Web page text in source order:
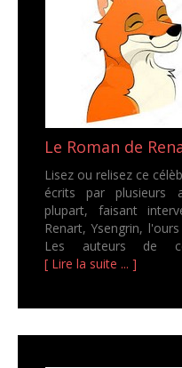
Le Roman de
Lisez ou relisez ce
écrits par plusieurs
plupart, faisant
Renart, Ysengrin,
Les auteurs de
[ Lire la suite ... ]